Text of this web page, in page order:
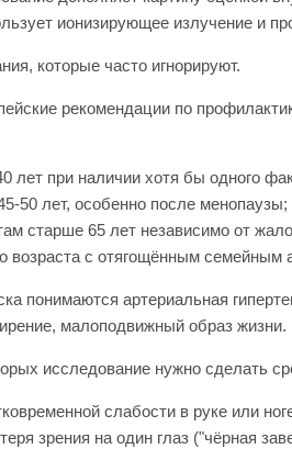
ионизирующее излучение и
которые часто игнорируют.
рекомендации по
лет при наличии хотя бы одного
50 лет, особенно после менопаузы;
старше 65 лет независимо от
возраста с отягощённым семейным
понимаются артериальная
малоподвижный образ жизни.
исследование нужно сделать
слабости в руке или
зрения на один глаз ("чёрная